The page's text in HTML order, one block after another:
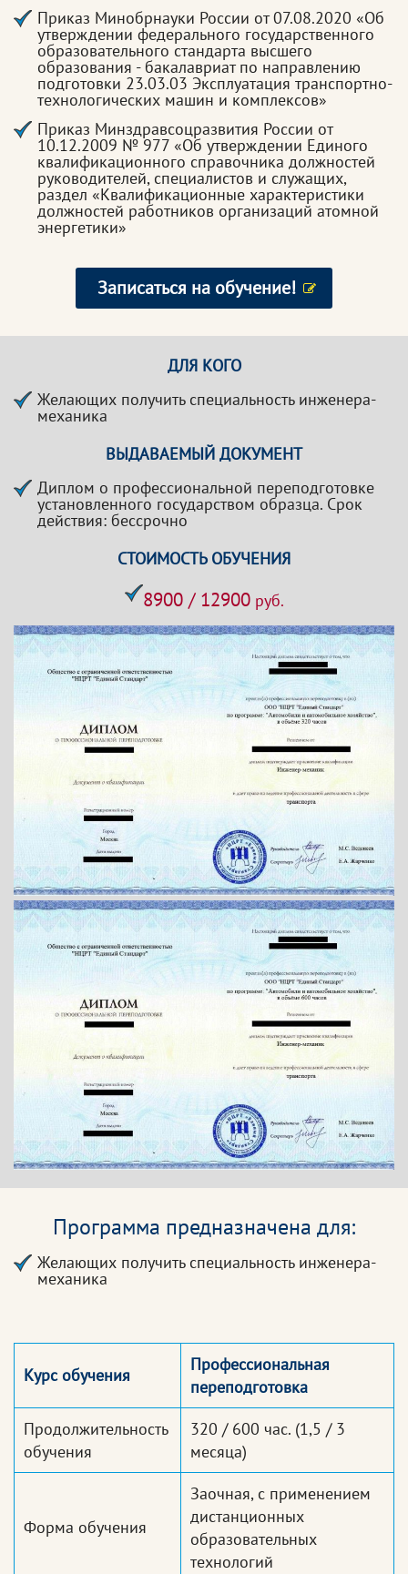
Приказ Минобрнауки России от 07.08.2020 «Об
утверждении федерального государственного
образовательного стандарта высшего
образования - бакалавриат по направлению
подготовки 23.03.03 Эксплуатация транспортно-
технологических машин и комплексов»
Приказ Минздравсоцразвития России от
10.12.2009 № 977 «Об утверждении Единого
квалификационного справочника должностей
руководителей, специалистов и служащих,
раздел «Квалификационные характеристики
должностей работников организаций атомной
энергетики»
Записаться на обучение!
ДЛЯ КОГО
Желающих получить специальность инженера-
механика
ВЫДАВАЕМЫЙ ДОКУМЕНТ
Диплом о профессиональной переподготовке
установленного государством образца. Срок
действия: бессрочно
СТОИМОСТЬ ОБУЧЕНИЯ
8900 / 12900руб.
Программа предназначена для:
Желающих получить специальность инженера-
механика
Курс обучения
Профессиональная
переподготовка
Продолжительность
обучения
320 / 600 час. (1,5 / 3
месяца)
Форма обучения
Заочная, с применением
дистанционных
образовательных
технологий